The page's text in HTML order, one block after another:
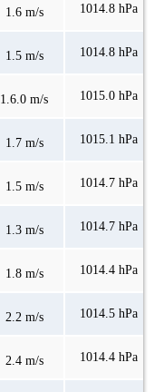
1.6 m/s 1014.8 hPa
1.5 m/s 1014.8 hPa
1.6.0 m/s 1015.0 hPa
1.7 m/s 1015.1 hPa
1.5 m/s 1014.7 hPa
1.3 m/s 1014.7 hPa
1.8 m/s 1014.4 hPa
2.2 m/s 1014.5 hPa
2.4 m/s 1014.4 hPa